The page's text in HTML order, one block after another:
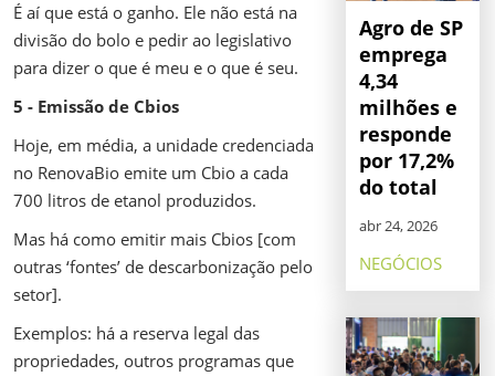
É aí que está o ganho. Ele não está na
divisão do bolo e pedir ao legislativo
para dizer o que é meu e o que é seu.
5 - Emissão de Cbios
Hoje, em média, a unidade credenciada
no RenovaBio emite um Cbio a cada
700 litros de etanol produzidos.
Mas há como emitir mais Cbios [com
outras ‘fontes’ de descarbonização pelo
setor].
Exemplos: há a reserva legal das
propriedades, outros programas que
Agro de SP
emprega
4,34
milhões e
responde
por 17,2%
do total
abr 24, 2026
NEGÓCIOS